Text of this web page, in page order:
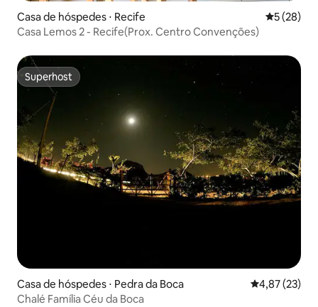
Casa de hóspedes ⋅ Recife 5 de uma
5 (28)
Casa Lemos 2 - Recife(Prox. Centro Convenções)
Superhost
Superhost
Casa de hóspedes ⋅ Pedra da Boca 4,87 de uma
4,87 (23)
Chalé Família Céu da Boca